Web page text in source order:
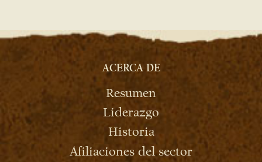
ACERCA DE
Resumen
Liderazgo
Historia
Afiliaciones del sector